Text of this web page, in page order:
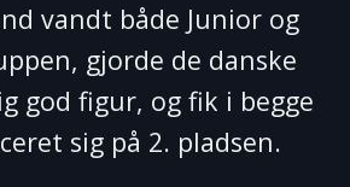
vandt både Junior og
gjorde de danske
god figur, og fik i begge
sig på 2. pladsen.